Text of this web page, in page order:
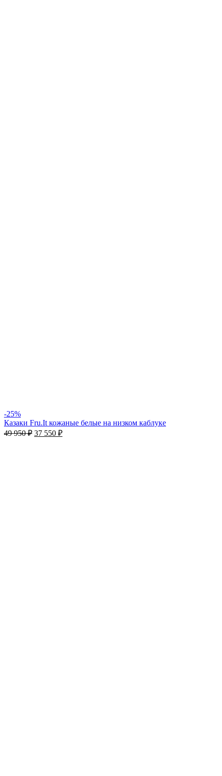
-25%
Казаки Fru.It кожаные белые на низком каблуке
49 950₽ 37 550 ₽